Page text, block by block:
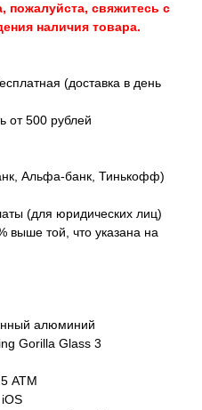
пожалуйста, свяжитесь с
наличия товара.
(доставка в день
от 500 рублей
Альфа-банк, Тинькофф)
(для юридических лиц)
выше той, что указана на
алюминий
Gorilla Glass 3
ATM